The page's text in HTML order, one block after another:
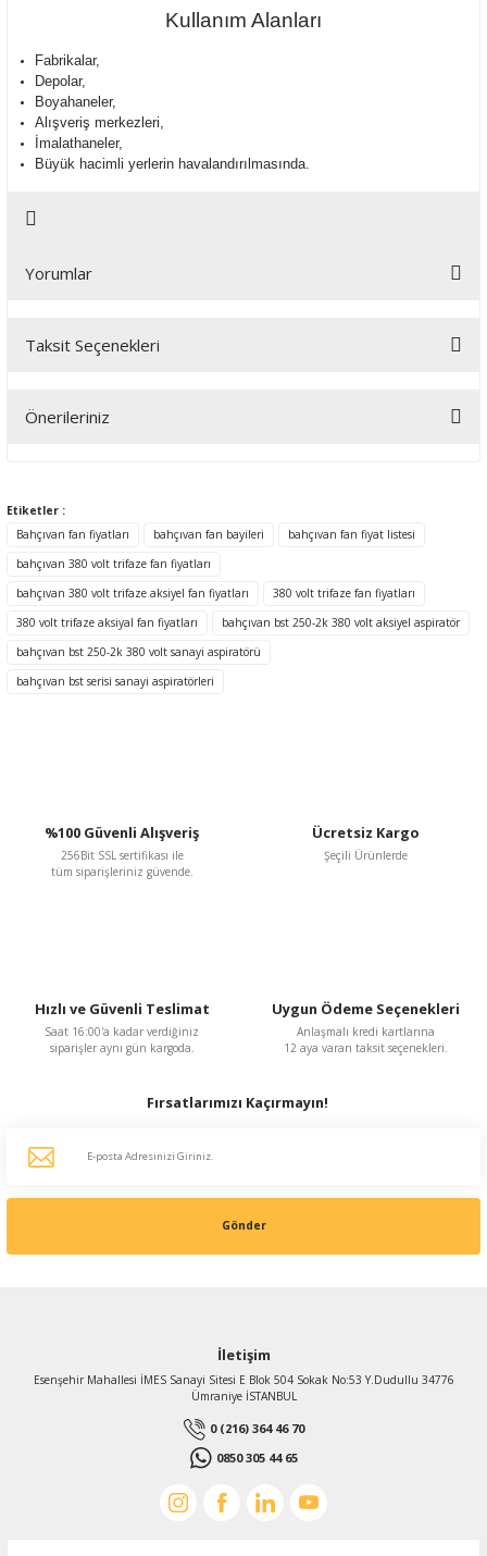
Kullanım Alanları
Fabrikalar,
Depolar,
Boyahaneler,
Alışveriş merkezleri,
İmalathaneler,
Büyük hacimli yerlerin havalandırılmasında.
Yorumlar
Bu ürüne ilk yorumu siz yapın!
Taksit Seçenekleri
Önerileriniz
tarafımıza iletebilirsiniz.
Görüş ve önerileriniz için teşekkür ederiz.
Ürün açıklamasında eksik bilgiler bulunuyor.
Ürün bilgilerinde hatalar bulunuyor.
Ürün fiyatı diğer sitelerden daha pahalı.
Etiketler :
Bahçıvan fan fiyatları
bahçıvan fan bayileri
bahçıvan fan fiyat listesi
bahçıvan 380 volt trifaze fan fiyatları
bahçıvan 380 volt trifaze aksiyel fan fiyatları
380 volt trifaze fan fiyatları
380 volt trifaze aksiyal fan fiyatları
bahçıvan bst 250-2k 380 volt aksiyel aspiratör
bahçıvan bst 250-2k 380 volt sanayi aspiratörü
bahçıvan bst serisi sanayi aspiratörleri
%100 Güvenli Alışveriş
256Bit SSL sertifikası ile
tüm siparişleriniz güvende.
Ücretsiz Kargo
Şeçili Ürünlerde
Hızlı ve Güvenli Teslimat
Saat 16:00'a kadar verdiğiniz
siparişler aynı gün kargoda.
Uygun Ödeme Seçenekleri
Anlaşmalı kredi kartlarına
12 aya varan taksit seçenekleri.
Fırsatlarımızı Kaçırmayın!
Gönder
İletişim
Esenşehir Mahallesi İMES Sanayi Sitesi E Blok 504 Sokak No:53 Y.Dudullu 34776
Ümraniye İSTANBUL
0 (216) 364 46 70
0850 305 44 65